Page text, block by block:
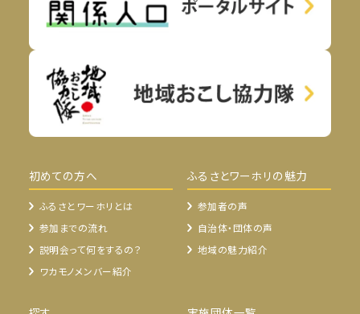
初めての方へ
ふるさとワーホリとは
参加までの流れ
説明会って何をするの？
ワカモノメンバー紹介
ふるさとワーホリの魅力
参加者の声
自治体・団体の声
地域の魅力紹介